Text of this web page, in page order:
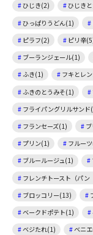
ひじき(2)
ひじき
ひっぱりうどん(1)
ピラフ(2)
ピリ辛
ブーランジェール(1)
ふき(1)
フキとレ
ふきのとうみそ(1)
フライパングリルサンド
フランセーズ(1)
プリン(1)
フルー
ブルールージュ(1)
フレンチトースト（パ
ブロッコリー(13)
ベークドポテト(1)
ベジたれ(1)
ベニ